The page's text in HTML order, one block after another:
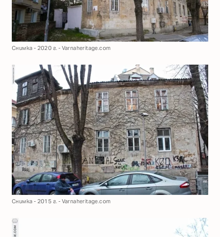
Снимка - 2020 г. - Varnaheritage.com
Снимка - 2015 г. - Varnaheritage.com